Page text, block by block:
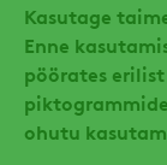
Kasutage
Enne
pöörates
ohutu